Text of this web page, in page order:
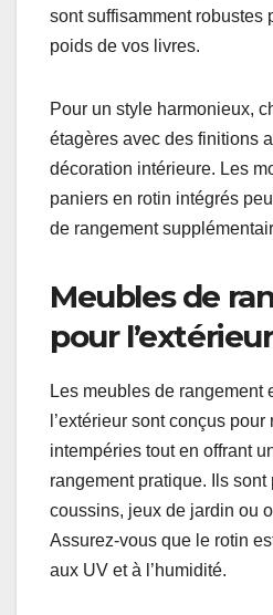
empilables qui maximisent
Assurez-vous que le rotin
humides.
Étagères et
Les étagères et
décoratifs. Ces meubles
faciles à déplacer, ce qui
facilement votre espace.
poids de vos livres.
Pour un style harmonieux,
étagères avec des finitions
décoration intérieure. Les
paniers en rotin intégrés